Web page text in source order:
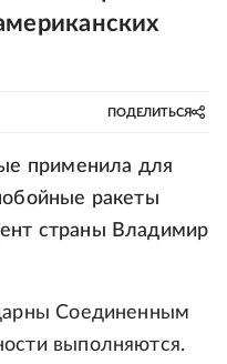
ПОДЕЛИТЬСЯ
применила для
ракеты
страны Владимир
Соединенным
выполняются.